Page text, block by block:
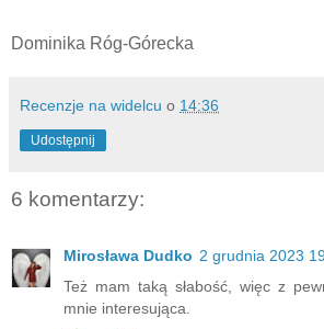
Dominika Róg-Górecka
Recenzje na widelcu o 14:36
Udostępnij
6 komentarzy:
Mirosława Dudko 2 grudnia 2023
Też mam taką słabość, więc z
mnie interesująca.